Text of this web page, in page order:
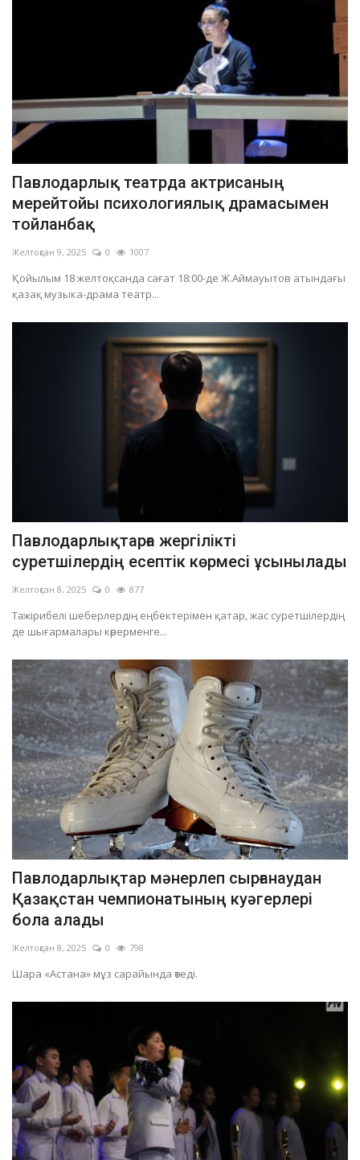
Павлодарлық театрда актрисаның
мерейтойы психологиялық драмасымен
тойланбақ
Желтоқсан 9, 2025 0 1007
Қойылым 18 желтоқсанда сағат 18:00-де Ж.Аймауытов атындағы
қазақ музыка-драма театр...
Павлодарлықтарға жергілікті
суретшілердің есептік көрмесі ұсынылады
Желтоқсан 8, 2025 0 877
Тәжірибелі шеберлердің еңбектерімен қатар, жас суретшілердің
де шығармалары көрерменге...
Павлодарлықтар мәнерлеп сырғанаудан
Қазақстан чемпионатының куәгерлері
бола алады
Желтоқсан 8, 2025 0 798
Шара «Астана» мұз сарайында өтеді.